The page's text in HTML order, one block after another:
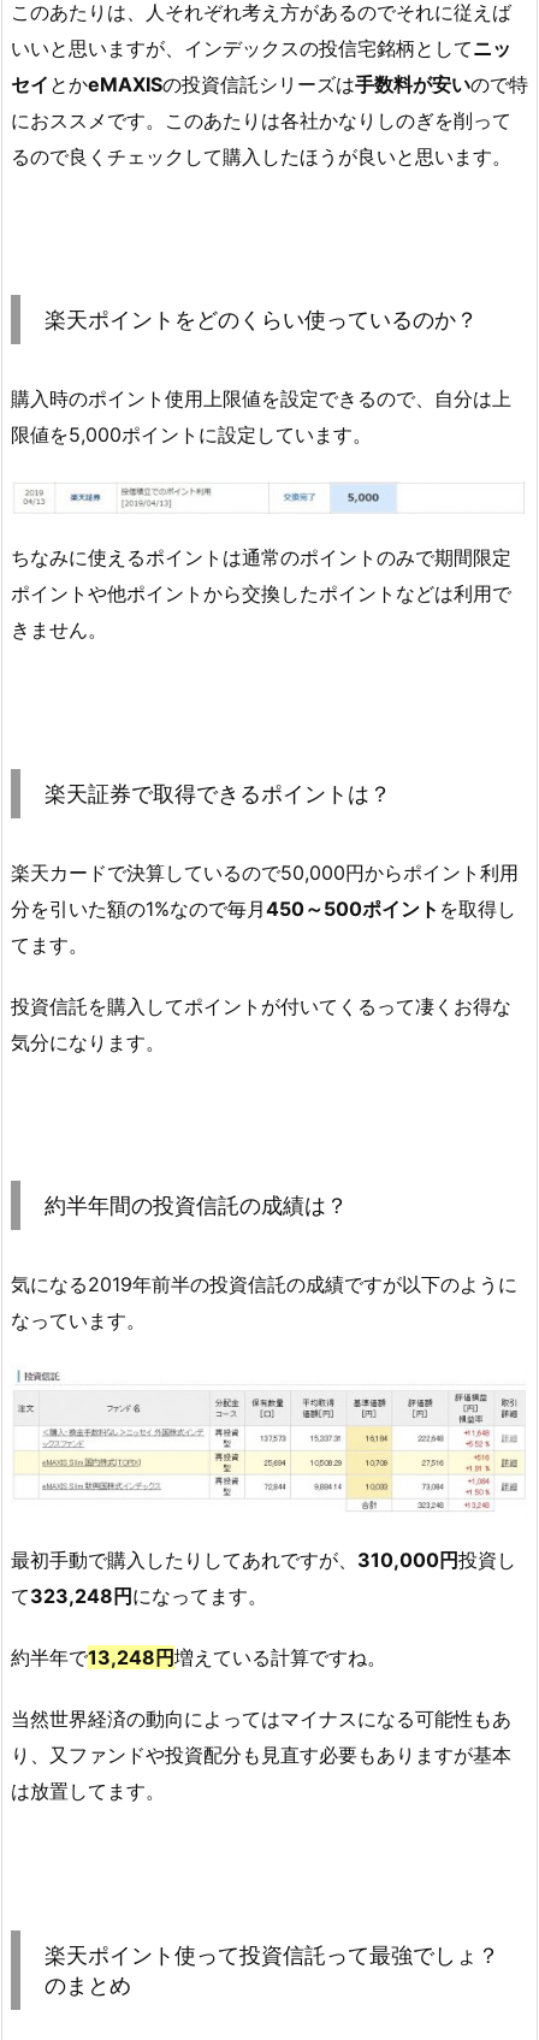
このあたりは、人それぞれ考え方があるのでそれに従えば
いいと思いますが、インデックスの投信宅銘柄としてニッ
セイ とかeMAXISの投資信託シリーズは手数料が安いので特
におススメです。このあたりは各社かなりしのぎを削って
るので良くチェックして購入したほうが良いと思います。
楽天ポイントをどのくらい使っているのか？
購入時のポイント使用上限値を設定できるので、自分は上
限値を5,000ポイントに設定しています。
ちなみに使えるポイントは通常のポイントのみで期間限定
ポイントや他ポイントから交換したポイントなどは利用で
きません。
楽天証券で取得できるポイントは？
楽天カードで決算しているので50,000円からポイント利用
分を引いた額の1%なので毎月450～500ポイント を取得し
てます。
投資信託を購入してポイントが付いてくるって凄くお得な
気分になります。
約半年間の投資信託の成績は？
気になる2019年前半の投資信託の成績ですが以下のように
なっています。
最初手動で購入したりしてあれですが、 310,000円投資し
て323,248円 になってます。
約半年で13,248円増えている計算ですね。
当然世界経済の動向によってはマイナスになる可能性もあ
り、又ファンドや投資配分も見直す必要もありますが基本
は放置してます。
楽天ポイント使って投資信託って最強でしょ？
のまとめ